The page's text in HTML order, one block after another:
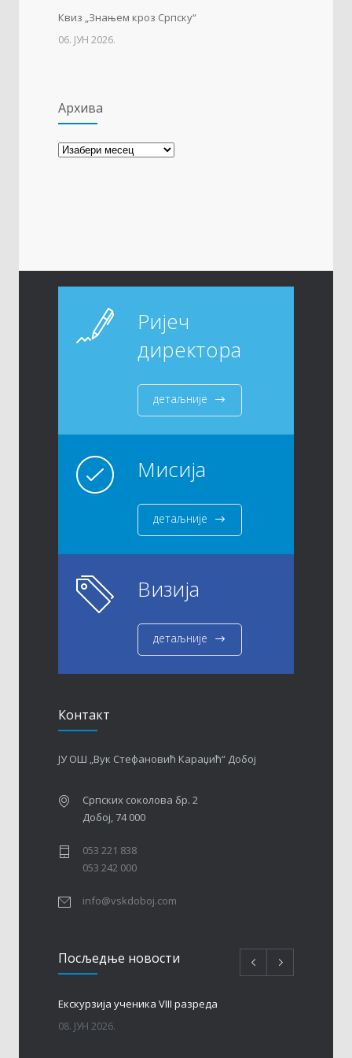
Квиз „Знањем кроз Српску“
06. ЈУН 2026.
Архива
Архива
Ријеч
директора
детаљније
Мисија
детаљније
Визија
детаљније
Контакт
ЈУ ОШ „Вук Стефановић Караџић“ Добој
Српских соколова бр. 2
Добој, 74 000
053 221 838
053 242 000
info@vskdoboj.com
Посљедњe новости
Eкскурзија ученика VIII разреда
08. ЈУН 2026.